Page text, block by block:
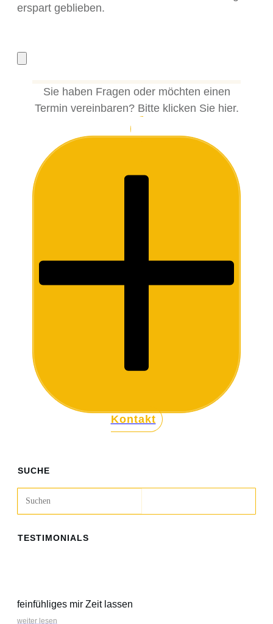
erspart geblieben.
Sie haben Fragen oder möchten einen
Termin vereinbaren? Bitte klicken Sie hier.
Kontakt
SUCHE
TESTIMONIALS
feinfühliges mir Zeit lassen
weiter lesen